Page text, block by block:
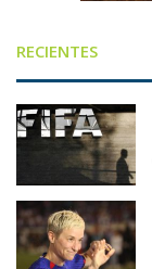
RECIENTES